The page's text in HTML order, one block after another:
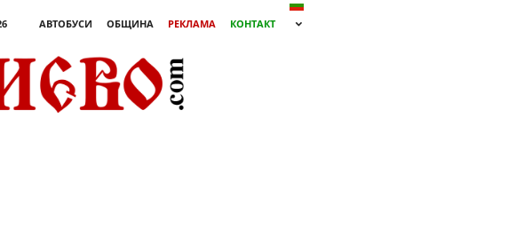
АВТОБУСИ ОБЩИНА РЕКЛАМА
КОНТАКТ